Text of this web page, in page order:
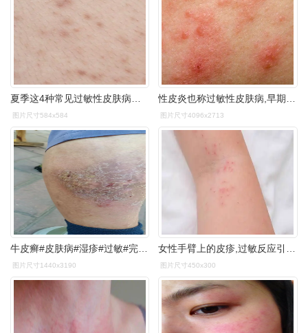
夏季这4种常见过敏性皮肤病你一定要了解
图片尺寸584x584
性皮炎也称过敏性皮肤病,早期可出现干燥,肿胀,泛红以及瘙痒的症状
图片尺寸4096x2713
图片尺寸1440x3190 图片尺寸450x300